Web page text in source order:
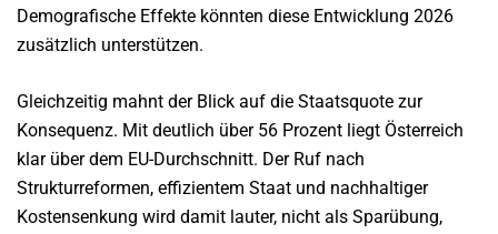
Demografische Effekte könnten diese Entwicklung 2026
zusätzlich unterstützen.
Gleichzeitig mahnt der Blick auf die Staatsquote zur
Konsequenz. Mit deutlich über 56 Prozent liegt Österreich
klar über dem EU-Durchschnitt. Der Ruf nach
Strukturreformen, effizientem Staat und nachhaltiger
Kostensenkung wird damit lauter, nicht als Sparübung,